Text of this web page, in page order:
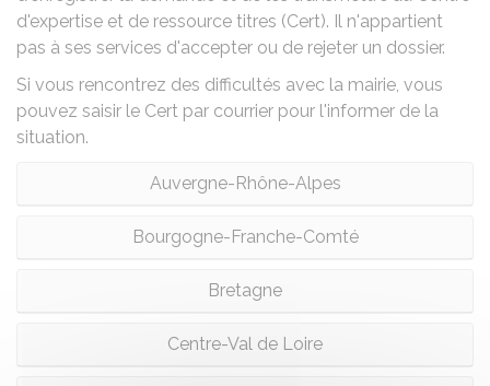
d'expertise et de ressource titres (Cert). Il n'appartient
pas à ses services d'accepter ou de rejeter un dossier.
Si vous rencontrez des difficultés avec la mairie, vous
pouvez saisir le Cert par courrier pour l'informer de la
situation.
Auvergne-Rhône-Alpes
Bourgogne-Franche-Comté
Bretagne
Centre-Val de Loire